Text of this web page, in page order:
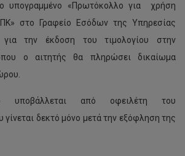
υπογραμμένο «Πρωτόκολλο για χρήση
στο Γραφείο Εσόδων της Υπηρεσίας
για την έκδοση του τιμολογίου στην
ο αιτητής θα πληρώσει δικαίωμα
υποβάλλεται από οφειλέτη του
γίνεται δεκτό μόνο μετά την εξόφληση της